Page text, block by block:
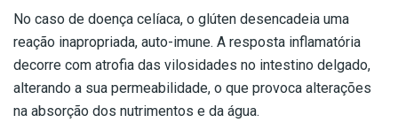
No caso de doença celíaca, o glúten desencadeia uma
reação inapropriada, auto-imune. A resposta inflamatória
decorre com atrofia das vilosidades no intestino delgado,
alterando a sua permeabilidade, o que provoca alterações
na absorção dos nutrimentos e da água.